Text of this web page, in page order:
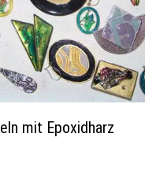
mit Epoxidharz